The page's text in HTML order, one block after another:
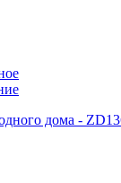
дома -